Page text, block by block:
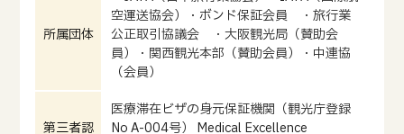
所属団体
空運送協会）・ボンド保証会員 ・旅行業
公正取引協議会 ・大阪観光局（賛助会
員）・関西観光本部（賛助会員）・中連協
（会員）
第三者認
医療滞在ビザの身元保証機関（観光庁登録
No A-004号） Medical Excellence